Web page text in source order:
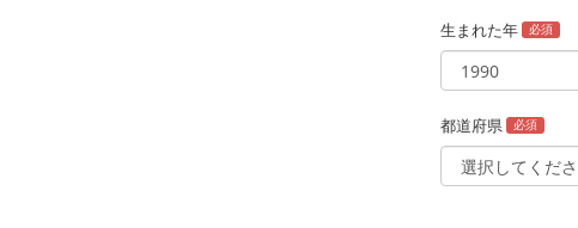
生まれた年 必須
都道府県 必須